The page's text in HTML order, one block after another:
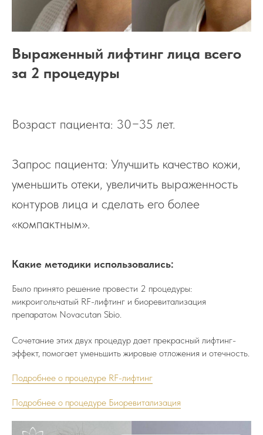
Выраженный лифтинг лица всего
за 2 процедуры
Возраст пациента: 30−35 лет.
Запрос пациента: Улучшить качество кожи,
уменьшить отеки, увеличить выраженность
контуров лица и сделать его более
«компактным».
Какие методики использовались:
Было принято решение провести 2 процедуры:
микроигольчатый RF-лифтинг и биоревитализация
препаратом Novacutan Sbio.
Сочетание этих двух процедур дает прекрасный лифтинг-
эффект, помогает уменьшить жировые отложения и отечность.
Подробнее о процедуре RF-лифтинг
Подробнее о процедуре Биоревитализация